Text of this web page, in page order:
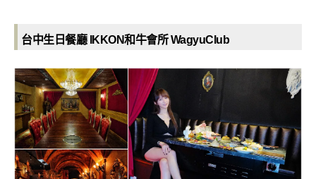
台中生日餐廳 IKKON和牛會所 WagyuClub